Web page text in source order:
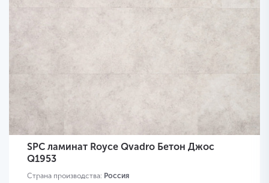
SPC ламинат Royce Qvadro Бетон Джос
Q1953
Страна производства: Россия